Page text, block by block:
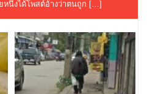
หนึ่งได้โพสต์อ้างว่าตนถูก […]